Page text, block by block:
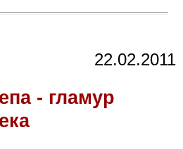
22.02.2011
- гламур